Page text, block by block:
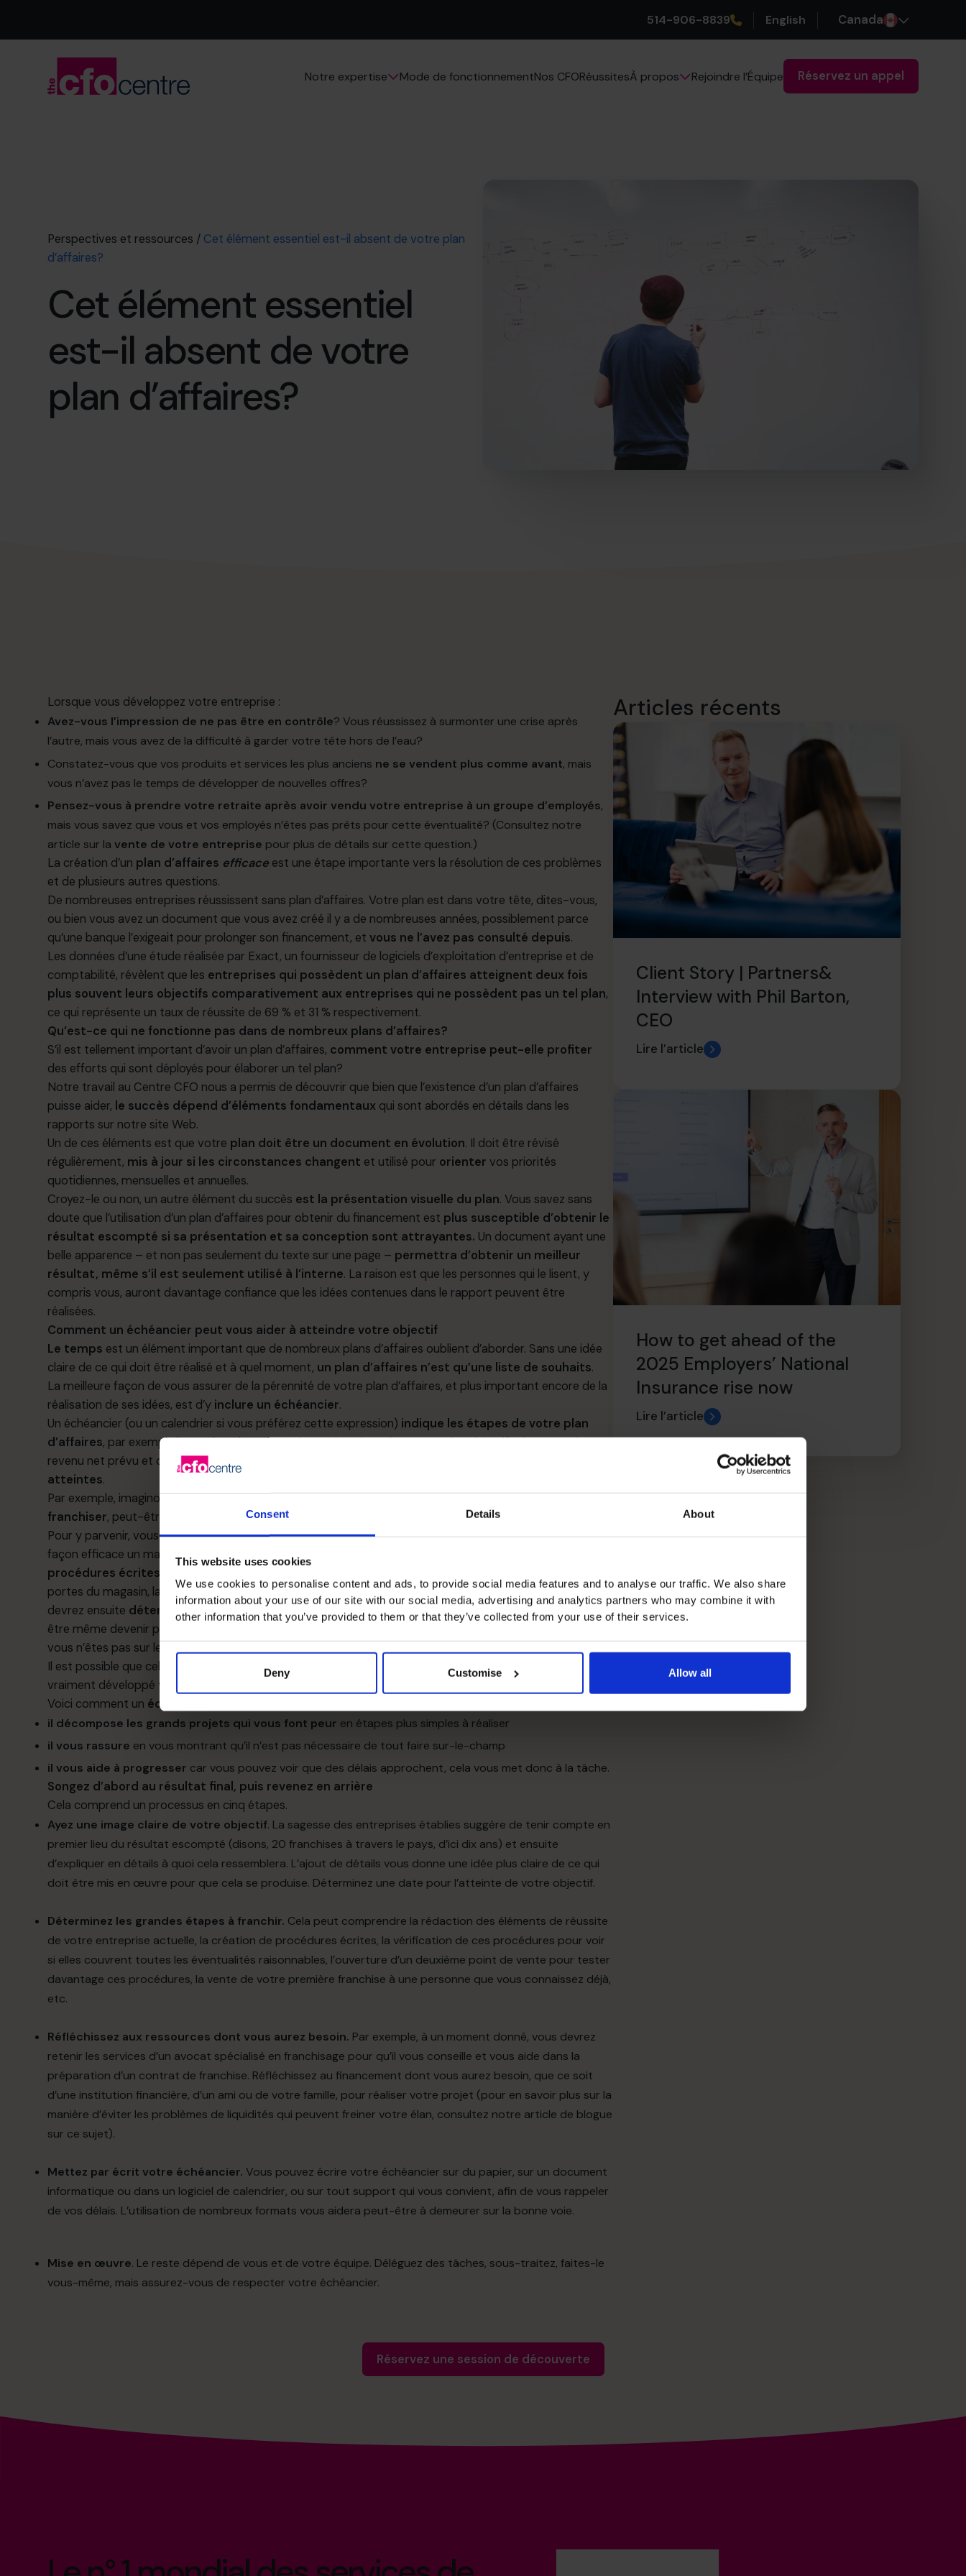
Consent Details About
This website uses cookies
We use cookies to personalise content and ads, to provide social media features and to analyse our traffic. We also share
information about your use of our site with our social media, advertising and analytics partners who may combine it with
other information that you’ve provided to them or that they’ve collected from your use of their services.
Deny Customise Allow all
514-906-8839 English Canada
Notre expertise Mode de fonctionnementNos CFORéussitesÀ propos Rejoindre l’Équipe Réservez un appel
Perspectives et ressources / Cet élément essentiel est-il absent de votre plan
d’affaires?
Cet élément essentiel
est-il absent de votre
plan d’affaires?
Lorsque vous développez votre entreprise :
Avez-vous l’impression de ne pas être en contrôle? Vous réussissez à surmonter une crise après
l’autre, mais vous avez de la difficulté à garder votre tête hors de l’eau?
Constatez-vous que vos produits et services les plus anciens ne se vendent plus comme avant, mais
vous n’avez pas le temps de développer de nouvelles offres?
Pensez-vous à prendre votre retraite après avoir vendu votre entreprise à un groupe d’employés,
mais vous savez que vous et vos employés n’êtes pas prêts pour cette éventualité? (Consultez notre
article sur lavente de votre entreprise pour plus de détails sur cette question.)
La création d’un plan d’affaires efficace est une étape importante vers la résolution de ces problèmes
et de plusieurs autres questions.
De nombreuses entreprises réussissent sans plan d’affaires. Votre plan est dans votre tête, dites-vous,
ou bien vous avez un document que vous avez créé il y a de nombreuses années, possiblement parce
qu’une banque l’exigeait pour prolonger son financement, etvous ne l’avez pas consulté depuis.
Les données d’une étude réalisée par Exact, un fournisseur de logiciels d’exploitation d’entreprise et de
comptabilité, révèlent que les entreprises qui possèdent un plan d’affaires atteignent deux fois
plus souvent leurs objectifs comparativement aux entreprises qui ne possèdent pas un tel plan,
ce qui représente un taux de réussite de 69 % et 31 % respectivement.
Qu’est-ce qui ne fonctionne pas dans de nombreux plans d’affaires?
S’il est tellement important d’avoir un plan d’affaires, comment votre entreprise peut-elle profiter
des efforts qui sont déployés pour élaborer un tel plan?
Notre travail au Centre CFO nous a permis de découvrir que bien que l’existence d’un plan d’affaires
puisse aider, le succès dépend d’éléments fondamentaux qui sont abordés en détails dans les
rapports sur notre site Web.
Un de ces éléments est que votre plan doit être un document en évolution. Il doit être révisé
régulièrement, mis à jour si les circonstances changent et utilisé pour orientervos priorités
quotidiennes, mensuelles et annuelles.
Croyez-le ou non, un autre élément du succès est la présentation visuelle du plan. Vous savez sans
doute que l’utilisation d’un plan d’affaires pour obtenir du financement est plus susceptible d’obtenir le
résultat escompté si sa présentation et sa conception sont attrayantes. Un document ayant une
belle apparence – et non pas seulement du texte sur une page – permettra d’obtenir un meilleur
résultat, même s’il est seulement utilisé à l’interne. La raison est que les personnes qui le lisent, y
compris vous, auront davantage confiance que les idées contenues dans le rapport peuvent être
réalisées.
Comment un échéancier peut vous aider à atteindre votre objectif
Le temps est un élément important que de nombreux plans d’affaires oublient d’aborder. Sans une idée
claire de ce qui doit être réalisé et à quel moment, un plan d’affaires n’est qu’une liste de souhaits.
La meilleure façon de vous assurer de la pérennité de votre plan d’affaires, et plus important encore de la
réalisation de ses idées, est d’y inclure un échéancier.
Un échéancier (ou un calendrier si vous préférez cette expression) indique les étapes de votre plan
d’affaires, par exemple le nombre d’employés, le nombre d’emplacements, les objectifs de ventes, le
revenu net prévu et d’autres cibles, et indique
atteintes.
Par exemple, imaginons que vous avez un excellent concept de vente au détail que vous souhaitez
franchiser, peut-être même à l’échelle nationale.
Pour y parvenir, vous devezdéterminer les processus qui doivent être mis en œuvrepour gérer de
façon efficace un magasin comme le vôtre. Cela mène au développement d’un
procédures écrites
portes du magasin, la fabrication de chaque article vendu et d’autres éléments liés à son succès. Vous
devrez ensuite déterminer le moment prévu pour l’ouverture
de votre première franchise et peut-
être même devenir propriétaire de l’emplacement de celle-ci, afin d’examiner ce qui se produit lorsque
vous n’êtes pas sur les lieux pour régler les problèmes.
Il est possible que cela vous
ait semblé tellement compliqué et intimidant
que vous n’avez jamais
vraiment développé votre idée de franchise.
Voici comment un échéancier vous aide à atteindre les objectifs de votre plan d’affaires
il décompose les grands projets qui vous font peur en étapes plus simples à réaliser
il vous rassure en vous montrant qu’il n’est pas nécessaire de tout faire sur-le-champ
il vous aide à progresser car vous pouvez voir que des délais approchent, cela vous met donc à la tâche.
Songez d’abord au résultat final, puis revenez en arrière
Cela comprend un processus en cinq étapes.
Ayez une image claire de votre objectif. La sagesse des entreprises établies suggère de tenir compte en
premier lieu du résultat escompté (disons, 20 franchises à travers le pays, d’ici dix ans) et ensuite
d’expliquer en détails à quoi cela ressemblera. L’ajout de détails vous donne une idée plus claire de ce qui
doit être mis en œuvre pour que cela se produise. Déterminez une date pour l’atteinte de votre objectif.
Déterminez les grandes étapes à franchir. Cela peut comprendre la rédaction des éléments de réussite
de votre entreprise actuelle, la création de procédures écrites, la vérification de ces procédures pour voir
si elles couvrent toutes les éventualités raisonnables, l’ouverture d’un deuxième point de vente pour tester
davantage ces procédures, la vente de votre première franchise à une personne que vous connaissez déjà,
etc.
Réfléchissez aux ressources dont vous aurez besoin. Par exemple, à un moment donné, vous devrez
retenir les services d’un avocat spécialisé en franchisage pour qu’il vous conseille et vous aide dans la
préparation d’un contrat de franchise. Réfléchissez au financement dont vous aurez besoin, que ce soit
d’une institution financière, d’un ami ou de votre famille, pour réaliser votre projet (pour en savoir plus sur la
manière d’éviter les problèmes de liquidités qui peuvent freiner votre élan, consultez notre article de blogue
sur ce sujet).
Mettez par écrit votre échéancier. Vous pouvez écrire votre échéancier sur du papier, sur un document
informatique ou dans un logiciel de calendrier, ou sur tout support qui vous convient, afin de vous rappeler
de vos délais. L’utilisation de nombreux formats vous aidera peut-être à demeurer sur la bonne voie.
Mise en œuvre. Le reste dépend de vous et de votre équipe. Déléguez des tâches, sous-traitez, faites-le
vous-même, mais assurez-vous de respecter votre échéancier.
Articles récents
Client Story | Partners&
Interview with Phil Barton,
CEO
Lire l’article
How to get ahead of the
2025 Employers’ National
Insurance rise now
Lire l’article
Réservez une session de découverte